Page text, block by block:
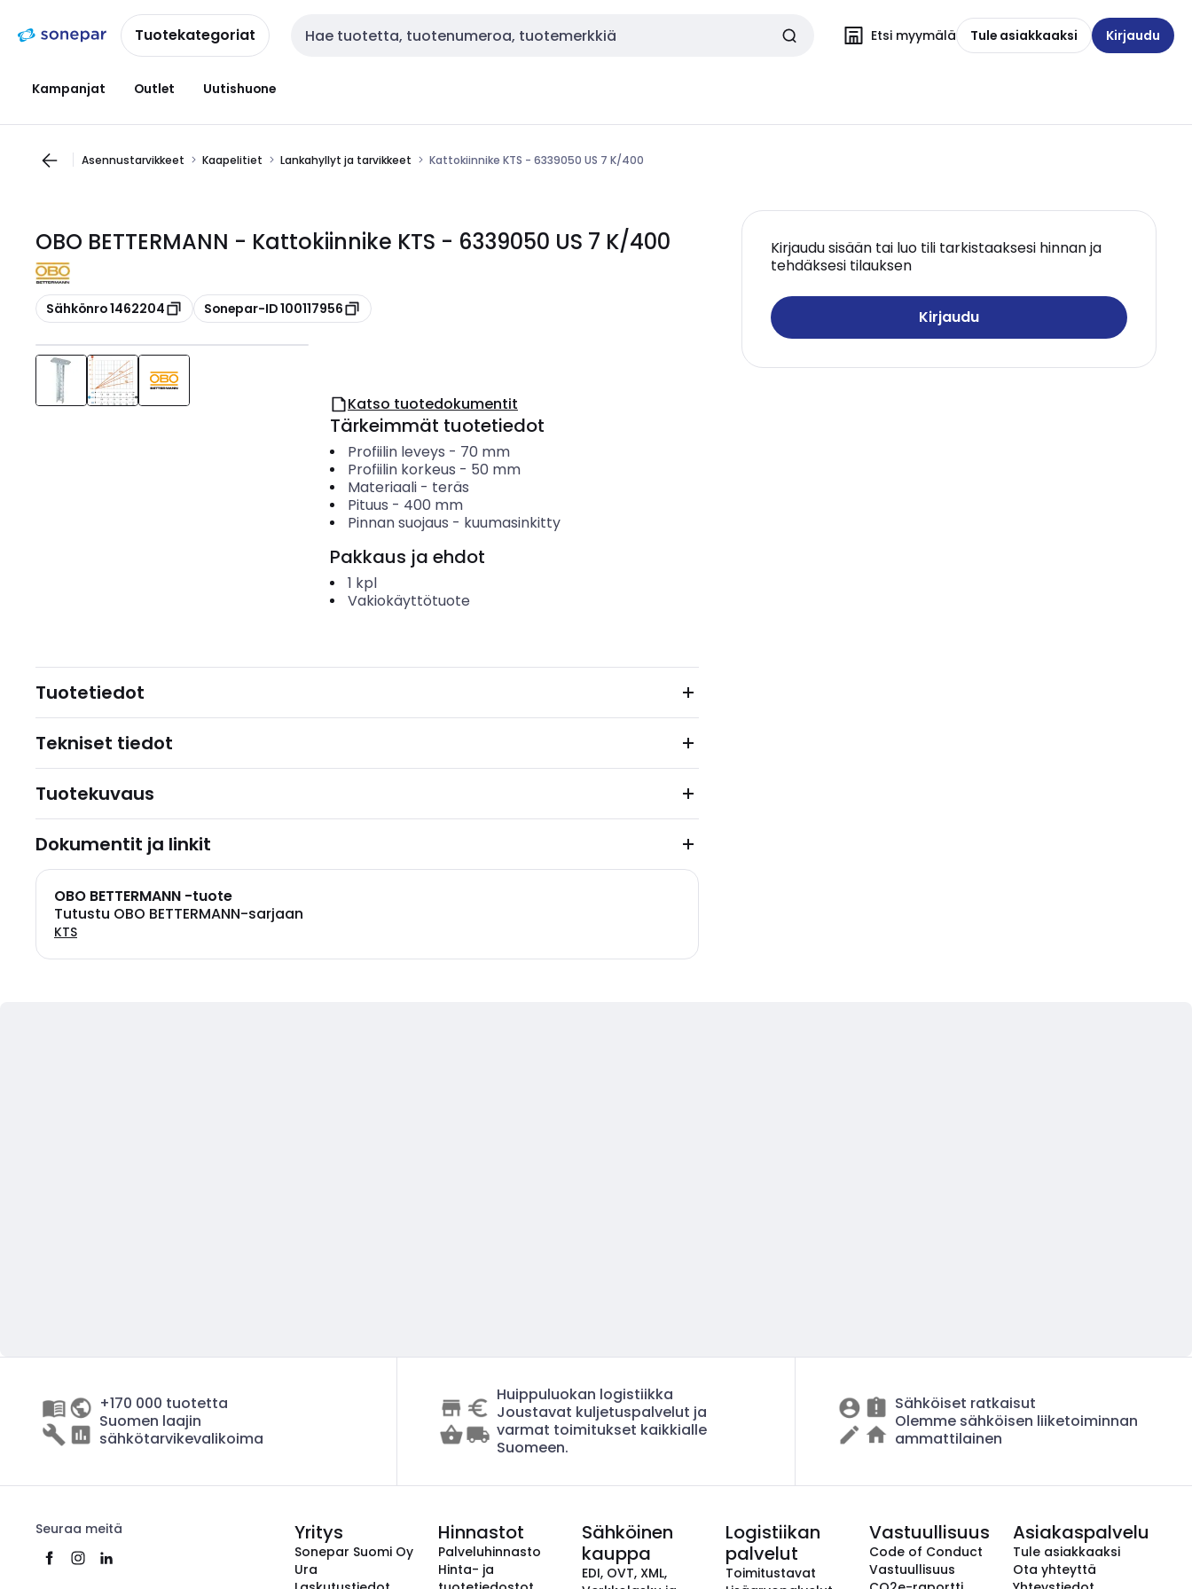
navigointiinsisältöönTuotekategoriat Haku Etsi myymälä Tule asiakkaaksi Kirjaudu
Kampanjat Outlet Uutishuone
Asennustarvikkeet Kaapelitiet Lankahyllyt ja tarvikkeet Kattokiinnike KTS - 6339050 US 7 K/400
OBO BETTERMANN - Kattokiinnike KTS - 6339050 US 7 K/400
Kopioi
Sähkönro 1462204 Kopioi
Sonepar-ID 100117956
Kirjaudu sisään tai luo tili tarkistaaksesi hinnan ja
tehdäksesi tilauksen
Kirjaudu
Katso tuotedokumentit
Tärkeimmät tuotetiedot
Profiilin leveys - 70 mm
Profiilin korkeus - 50 mm
Materiaali- teräs
Pituus - 400 mm
Pinnan suojaus - kuumasinkitty
Pakkaus ja ehdot
1 kpl
Vakiokäyttötuote
Tuotetiedot
Tekniset tiedot
Tuotekuvaus
Dokumentit ja linkit
OBO BETTERMANN -tuote
Tutustu OBO BETTERMANN-sarjaan
KTS
+170 000 tuotetta
Suomen laajin
sähkötarvikevalikoima
Huippuluokan logistiikka
Joustavat kuljetuspalvelut ja
varmat toimitukset kaikkialle
Suomeen.
Sähköiset ratkaisut
Olemme sähköisen liiketoiminnan
ammattilainen
Seuraa meitä Yritys
Sonepar Suomi Oy
Ura
Hinnastot
Palveluhinnasto
Hinta- ja
Sähköinen
kauppa
EDI, OVT, XML,
Logistiikan
palvelut
Toimitustavat
Vastuullisuus
Code of Conduct
Vastuullisuus
Asiakaspalvelu
Tule asiakkaaksi
Ota yhteyttä